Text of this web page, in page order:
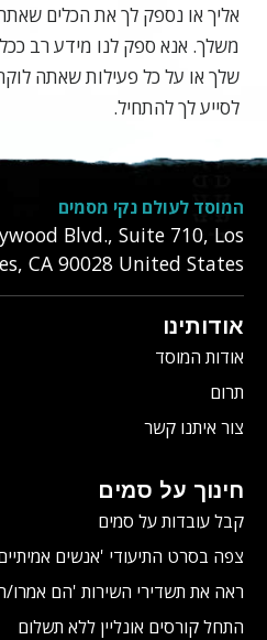
אליך או נספק לך את הכלים
משלך. אנא ספק לנו מידע רב
שלך או על כל פעילות שאתה
לסייע לך להתחיל.
המוסד לעולם נקי מסמים
Blvd., Suite 710, Los
, CA 90028 United States
אודותינו
אודות המוסד
תרום
צור איתנו קשר
חינוך על סמים
קבל עובדות על סמים
צפה בסרט התיעודי 'אנשים
ראה את תשדירי השירות 'הם אמרו/
התחל קורסים אונליין ללא תשלום